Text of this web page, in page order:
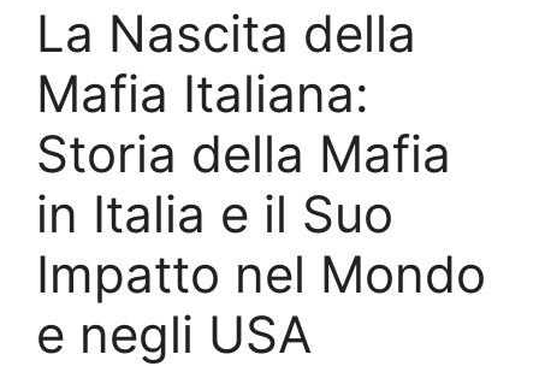
La Nascita della
Mafia Italiana:
Storia della Mafia
in Italia e il Suo
Impatto nel Mondo
e negli USA